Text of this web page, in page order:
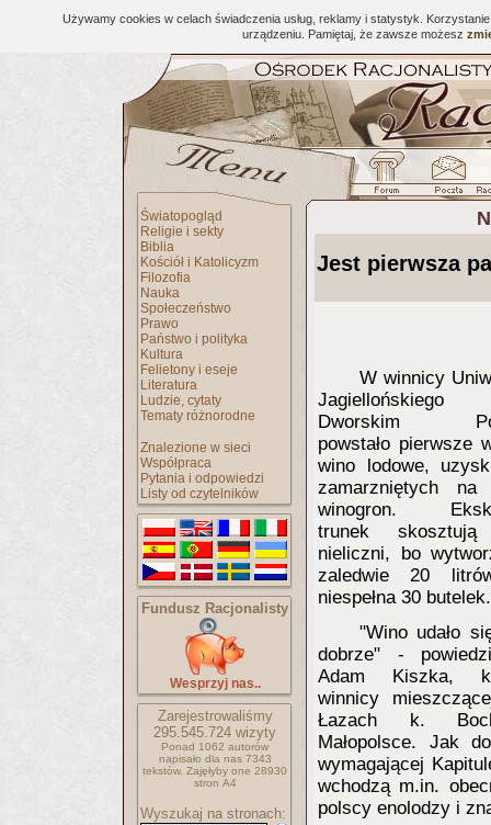
Używamy cookies w celach świadczenia usług, reklamy i statystyk.
urządzeniu. Pamiętaj, że zawsze możesz
Światopogląd
Religie i sekty
Biblia
Kościół i Katolicyzm
Filozofia
Nauka
Społeczeństwo
Prawo
Państwo i polityka
Kultura
Felietony i eseje
Literatura
Ludzie, cytaty
Tematy różnorodne
Znalezione w sieci
Współpraca
Pytania i odpowiedzi
Listy od czytelników
Fundusz Racjonalisty
Wesprzyj nas..
Zarejestrowaliśmy
295.545.724 wizyty
Ponad 1062 autorów
napisało dla nas 7343
tekstów. Zajęłyby one 28930
stron A4
Wyszukaj na stronach:
Jest pierwsza
W winnicy
Dworskim
powstało pierwsze
wino lodowe,
zamarzniętych na
winogron.
trunek skosztują
nieliczni, bo
zaledwie 20
niespełna 30 butelek.
"Wino udało
dobrze" -
Adam Kiszka,
winnicy
Łazach k.
Małopolsce. Jak
wymagającej
wchodzą m.in.
polscy enolodzy i